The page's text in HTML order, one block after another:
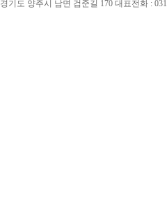
경기도 양주시 남면 검준길 170 대표전화 :